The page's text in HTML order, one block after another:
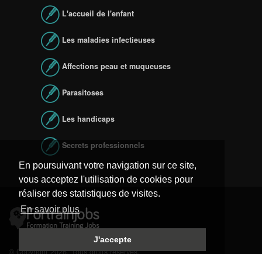
En poursuivant votre navigation sur ce site,
vous acceptez l'utilisation de cookies pour
réaliser des statistiques de visites.
En savoir plus
J'accepte
L'accueil de l'enfant
Les maladies infectieuses
Affections peau et muqueuses
Parasitoses
Les handicaps
Secrets professionnels
© Copyright 2026. Tous droits réservés.